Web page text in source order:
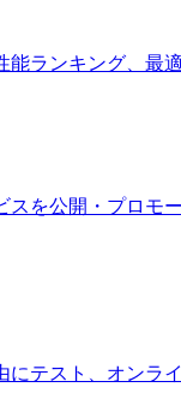
能ランキング、最
スを公開・プロモ
にテスト、オンラ